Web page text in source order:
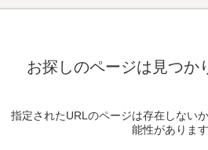
お探しのページは見つか
指定されたURLのページは存在しない
能性があります